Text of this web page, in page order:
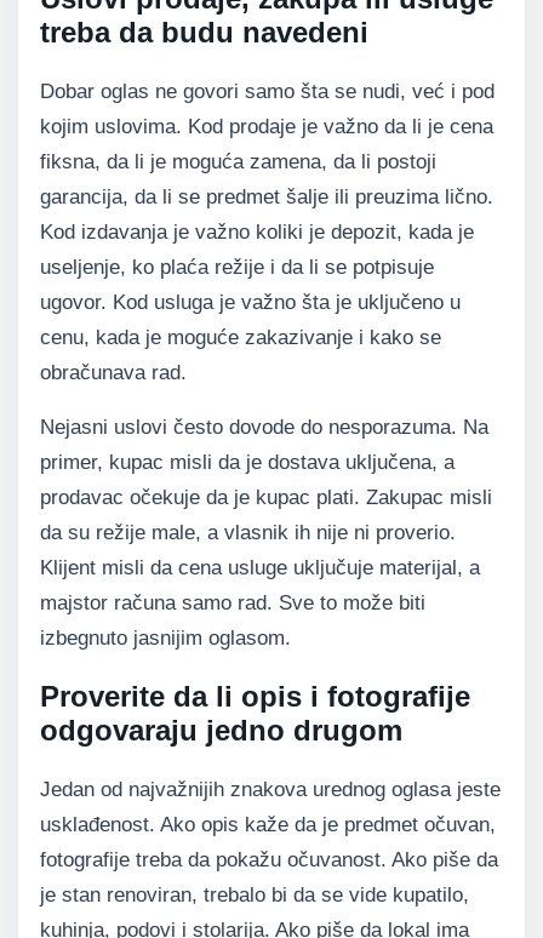
treba da budu navedeni
Dobar oglas ne govori samo šta se nudi, već i pod
kojim uslovima. Kod prodaje je važno da li je cena
fiksna, da li je moguća zamena, da li postoji
garancija, da li se predmet šalje ili preuzima lično.
Kod izdavanja je važno koliki je depozit, kada je
useljenje, ko plaća režije i da li se potpisuje
ugovor. Kod usluga je važno šta je uključeno u
cenu, kada je moguće zakazivanje i kako se
obračunava rad.
Nejasni uslovi često dovode do nesporazuma. Na
primer, kupac misli da je dostava uključena, a
prodavac očekuje da je kupac plati. Zakupac misli
da su režije male, a vlasnik ih nije ni proverio.
Klijent misli da cena usluge uključuje materijal, a
majstor računa samo rad. Sve to može biti
izbegnuto jasnijim oglasom.
Proverite da li opis i fotografije
odgovaraju jedno drugom
Jedan od najvažnijih znakova urednog oglasa jeste
usklađenost. Ako opis kaže da je predmet očuvan,
fotografije treba da pokažu očuvanost. Ako piše da
je stan renoviran, trebalo bi da se vide kupatilo,
kuhinja, podovi i stolarija. Ako piše da lokal ima